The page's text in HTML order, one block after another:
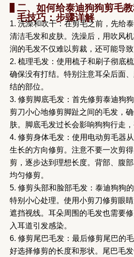
二、如何给泰迪狗狗剪毛
毛技巧：步骤详解
1. 洗澡和吹干：在剪毛之前，先给
清洁毛发和皮肤。洗澡后，用吹风
润的毛发不仅难以剪裁，还可能导致
2. 梳理毛发：使用梳子和刷子彻底
确保没有打结。特别注意耳朵后面
结的部位。
3. 修剪脚底毛发：首先修剪泰迪狗
剪刀小心地修剪脚趾之间的毛发，
肤。脚底毛发过长会影响狗狗行走，
4. 修剪身体毛发：使用电动剪毛器
生长的方向修剪。注意不要一次剪
剪，逐步达到理想长度。背部、腹
均匀修剪。
5. 修剪头部和脸部毛发：泰迪狗狗
特别小心处理。使用小剪刀修剪眼
遮挡视线。耳朵周围的毛发也需要
入耳道引发感染。
6. 修剪尾巴毛发：最后修剪尾巴的
好选择修剪的长度和形状。尾巴毛